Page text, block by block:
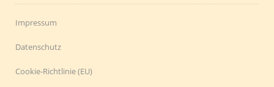
Impressum
Datenschutz
Cookie-Richtlinie (EU)